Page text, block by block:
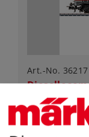
Art.-No. 36217
249,00